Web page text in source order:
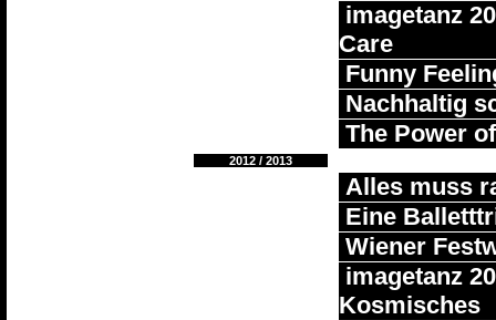
imagetanz
Care
Funny
Nachhaltig
The Power
2012 / 2013
Alles muss
Eine
Wiener
imagetanz
Kosmisches